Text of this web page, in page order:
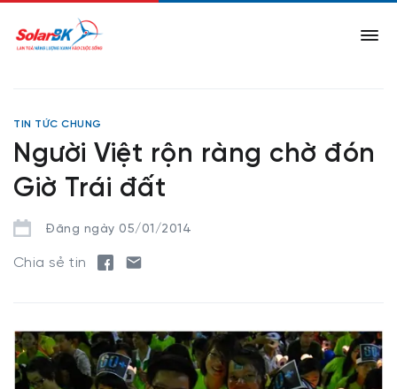
TIN TỨC CHUNG
Người Việt rộn ràng chờ đón
Giờ Trái đất
Đăng ngày 05/01/2014
Chia sẻ tin